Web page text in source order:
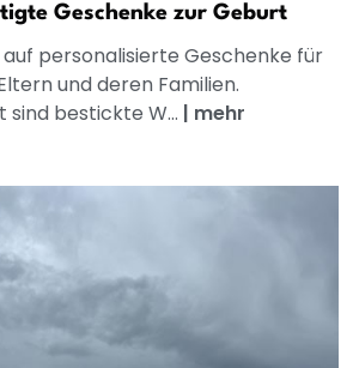
Geschenke zur Geburt
personalisierte Geschenke für
und deren Familien.
bestickte W... | mehr